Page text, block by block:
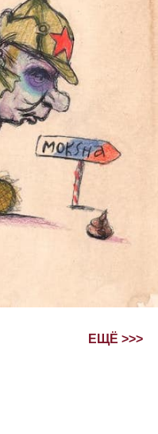
ЕЩЁ >>>